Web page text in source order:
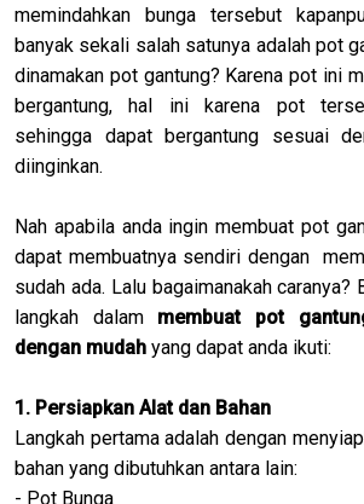
memindahkan bunga tersebut
banyak sekali salah satunya adalah pot
dinamakan pot gantung? Karena pot ini
bergantung, hal ini karena pot
sehingga dapat bergantung sesuai
diinginkan.
Nah apabila anda ingin membuat pot
dapat membuatnya sendiri dengan
sudah ada. Lalu bagaimanakah
langkah dalam membuat pot
dengan mudah yang dapat anda ikuti:
1. Persiapkan Alat dan Bahan
Langkah pertama adalah dengan
bahan yang dibutuhkan antara lain:
- Pot Bunga